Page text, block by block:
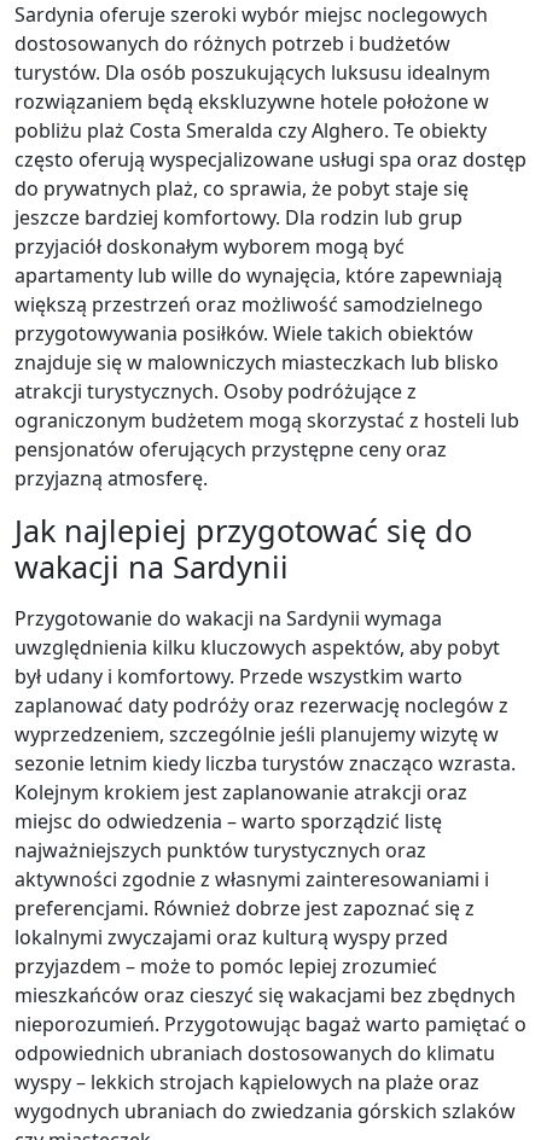
Sardynia oferuje szeroki wybór miejsc noclegowych
dostosowanych do różnych potrzeb i budżetów
turystów. Dla osób poszukujących luksusu idealnym
rozwiązaniem będą ekskluzywne hotele położone w
pobliżu plaż Costa Smeralda czy Alghero. Te obiekty
często oferują wyspecjalizowane usługi spa oraz dostęp
do prywatnych plaż, co sprawia, że pobyt staje się
jeszcze bardziej komfortowy. Dla rodzin lub grup
przyjaciół doskonałym wyborem mogą być
apartamenty lub wille do wynajęcia, które zapewniają
większą przestrzeń oraz możliwość samodzielnego
przygotowywania posiłków. Wiele takich obiektów
znajduje się w malowniczych miasteczkach lub blisko
atrakcji turystycznych. Osoby podróżujące z
ograniczonym budżetem mogą skorzystać z hosteli lub
pensjonatów oferujących przystępne ceny oraz
przyjazną atmosferę.
Jak najlepiej przygotować się do
wakacji na Sardynii
Przygotowanie do wakacji na Sardynii wymaga
uwzględnienia kilku kluczowych aspektów, aby pobyt
był udany i komfortowy. Przede wszystkim warto
zaplanować daty podróży oraz rezerwację noclegów z
wyprzedzeniem, szczególnie jeśli planujemy wizytę w
sezonie letnim kiedy liczba turystów znacząco wzrasta.
Kolejnym krokiem jest zaplanowanie atrakcji oraz
miejsc do odwiedzenia – warto sporządzić listę
najważniejszych punktów turystycznych oraz
aktywności zgodnie z własnymi zainteresowaniami i
preferencjami. Również dobrze jest zapoznać się z
lokalnymi zwyczajami oraz kulturą wyspy przed
przyjazdem – może to pomóc lepiej zrozumieć
mieszkańców oraz cieszyć się wakacjami bez zbędnych
nieporozumień. Przygotowując bagaż warto pamiętać o
odpowiednich ubraniach dostosowanych do klimatu
wyspy – lekkich strojach kąpielowych na plaże oraz
wygodnych ubraniach do zwiedzania górskich szlaków